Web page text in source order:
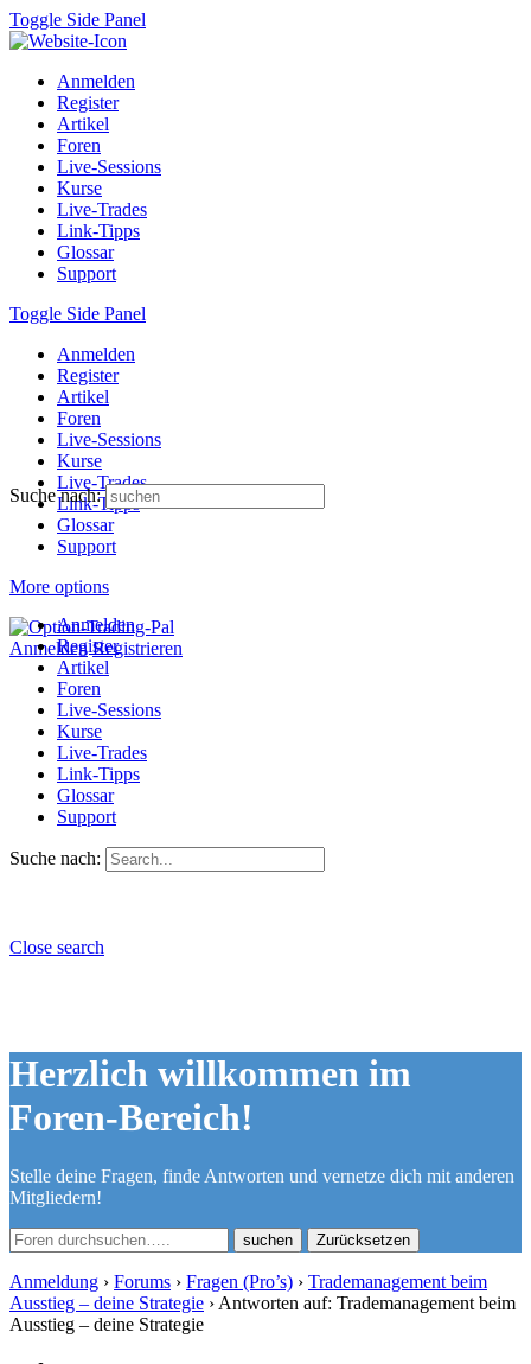
Toggle Side Panel
Anmelden
Register
Artikel
Foren
Live-Sessions
Kurse
Live-Trades
Link-Tipps
Glossar
Support
Toggle Side Panel
Anmelden
Register
Artikel
Foren
Live-Sessions
Kurse
Live-Trades
Link-Tipps
Glossar
Support
More options
Anmelden Registrieren
Suche nach:
Anmelden
Register
Artikel
Foren
Live-Sessions
Kurse
Live-Trades
Link-Tipps
Glossar
Support
Suche nach:
Close search
Herzlich willkommen im
Foren-Bereich!
Stelle deine Fragen, finde Antworten und vernetze dich mit anderen
Mitgliedern!
Zurücksetzen
Anmeldung › Forums › Fragen (Pro’s) › Trademanagement beim
Ausstieg – deine Strategie › Antworten auf: Trademanagement beim
Ausstieg – deine Strategie